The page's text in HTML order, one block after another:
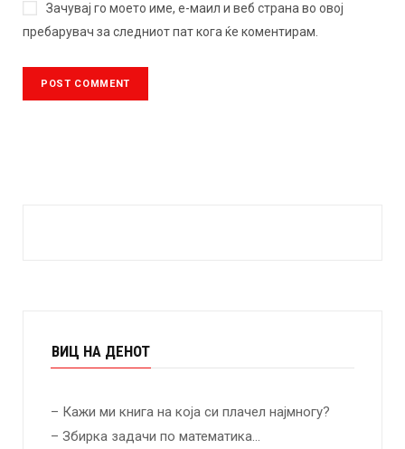
Зачувај го моето име, е-маил и веб страна во овој
пребарувач за следниот пат кога ќе коментирам.
ВИЦ НА ДЕНОТ
– Кажи ми книга на која си плачел најмногу?
– Збирка задачи по математика…